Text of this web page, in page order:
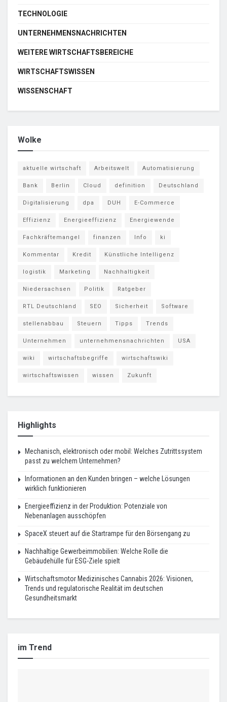
TECHNOLOGIE
UNTERNEHMENSNACHRICHTEN
WEITERE WIRTSCHAFTSBEREICHE
WIRTSCHAFTSWISSEN
WISSENSCHAFT
Wolke
aktuelle wirtschaft Arbeitswelt Automatisierung
Bank Berlin Cloud definition Deutschland
Digitalisierung dpa DUH E-Commerce
Effizienz Energieeffizienz Energiewende
Fachkräftemangel finanzen Info ki
Kommentar Kredit Künstliche Intelligenz
logistik Marketing Nachhaltigkeit
Niedersachsen Politik Ratgeber
RTL Deutschland SEO Sicherheit Software
stellenabbau Steuern Tipps Trends
Unternehmen unternehmensnachrichten USA
wiki wirtschaftsbegriffe wirtschaftswiki
wirtschaftswissen wissen Zukunft
Highlights
Mechanisch, elektronisch oder mobil: Welches Zutrittssystem
passt zu welchem Unternehmen?
Informationen an den Kunden bringen – welche Lösungen
wirklich funktionieren
Energieeffizienz in der Produktion: Potenziale von
Nebenanlagen ausschöpfen
SpaceX steuert auf die Startrampe für den Börsengang zu
Nachhaltige Gewerbeimmobilien: Welche Rolle die
Gebäudehülle für ESG-Ziele spielt
Wirtschaftsmotor Medizinisches Cannabis 2026: Visionen,
Trends und regulatorische Realität im deutschen
Gesundheitsmarkt
im Trend